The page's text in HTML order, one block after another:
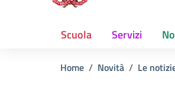
Scuola Servizi
Home Novità Le